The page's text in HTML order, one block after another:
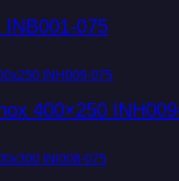
INB001-075
400×250